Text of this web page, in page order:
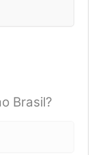
Brasil?